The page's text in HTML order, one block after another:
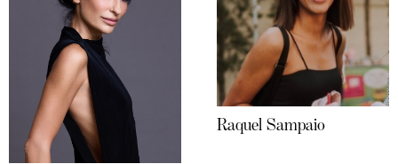
Raquel Sampaio